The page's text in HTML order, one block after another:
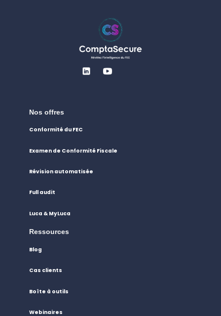
Nos offres
Conformité du FEC
Examen de Conformité Fiscale
Révision automatisée
Full audit
Luca & MyLuca
Ressources
Blog
Cas clients
Boîte à outils
Webinaires